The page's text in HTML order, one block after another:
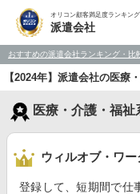
オリコン顧客満足度ランキング
派遣会社
おすすめの派遣会社ランキング・比
【2024年】派遣会社の医療
医療・介護・福
ウィルオブ・ワー
登録して、短期間で仕